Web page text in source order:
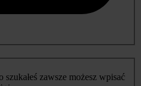
szukałeś zawsze możesz wpisać